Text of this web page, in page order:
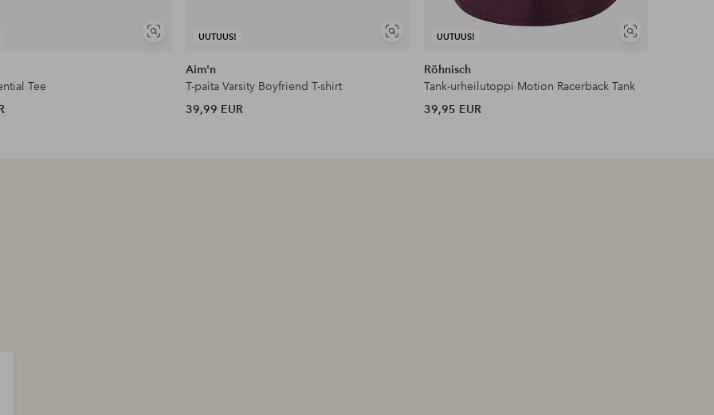
Näytä
Tee
UUTUUS!
Näytä
Aim'n
T-paita Varsity Boyfriend T-shirt
39,99 EUR
UUTUUS!
Näytä
Röhnisch
Tank-urheilutoppi Motion Racerback Tank
39,95 EUR